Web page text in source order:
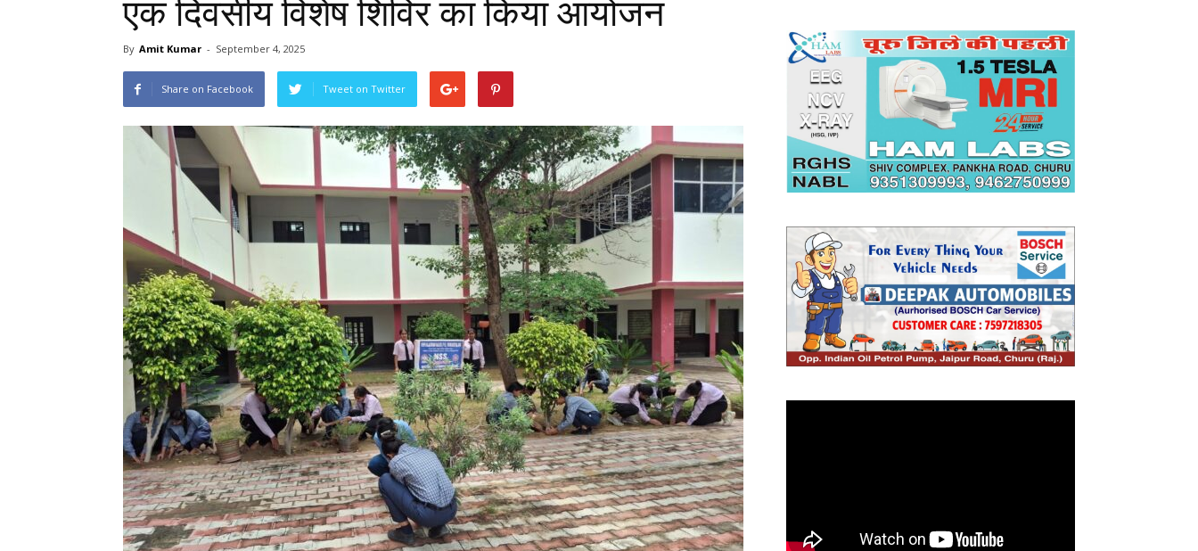
एक दिवसीय विशेष शिविर का किया आयोजन
By Amit Kumar - September 4, 2025
Share on Facebook Tweet on Twitter